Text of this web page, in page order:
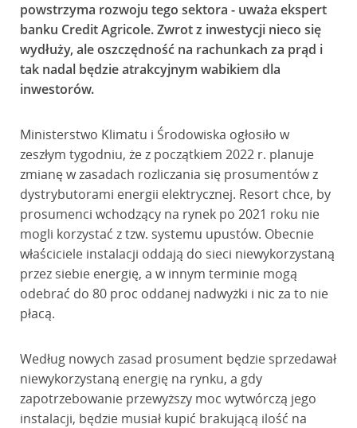
powstrzyma rozwoju tego sektora - uważa ekspert
banku Credit Agricole. Zwrot z inwestycji nieco się
wydłuży, ale oszczędność na rachunkach za prąd i
tak nadal będzie atrakcyjnym wabikiem dla
inwestorów.
Ministerstwo Klimatu i Środowiska ogłosiło w
zeszłym tygodniu, że z początkiem 2022 r. planuje
zmianę w zasadach rozliczania się prosumentów z
dystrybutorami energii elektrycznej. Resort chce, by
prosumenci wchodzący na rynek po 2021 roku nie
mogli korzystać z tzw. systemu upustów. Obecnie
właściciele instalacji oddają do sieci niewykorzystaną
przez siebie energię, a w innym terminie mogą
odebrać do 80 proc oddanej nadwyżki i nic za to nie
płacą.
Według nowych zasad prosument będzie sprzedawał
niewykorzystaną energię na rynku, a gdy
zapotrzebowanie przewyższy moc wytwórczą jego
instalacji, będzie musiał kupić brakującą ilość na